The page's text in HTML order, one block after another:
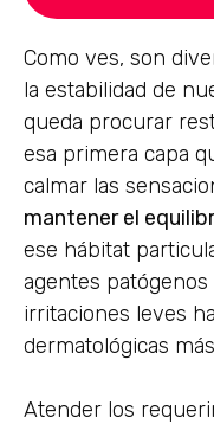
Como ves, son
la estabilidad de
queda procurar
esa primera capa
calmar las
mantener el
ese hábitat
agentes
irritaciones leves
dermatológicas
Atender los